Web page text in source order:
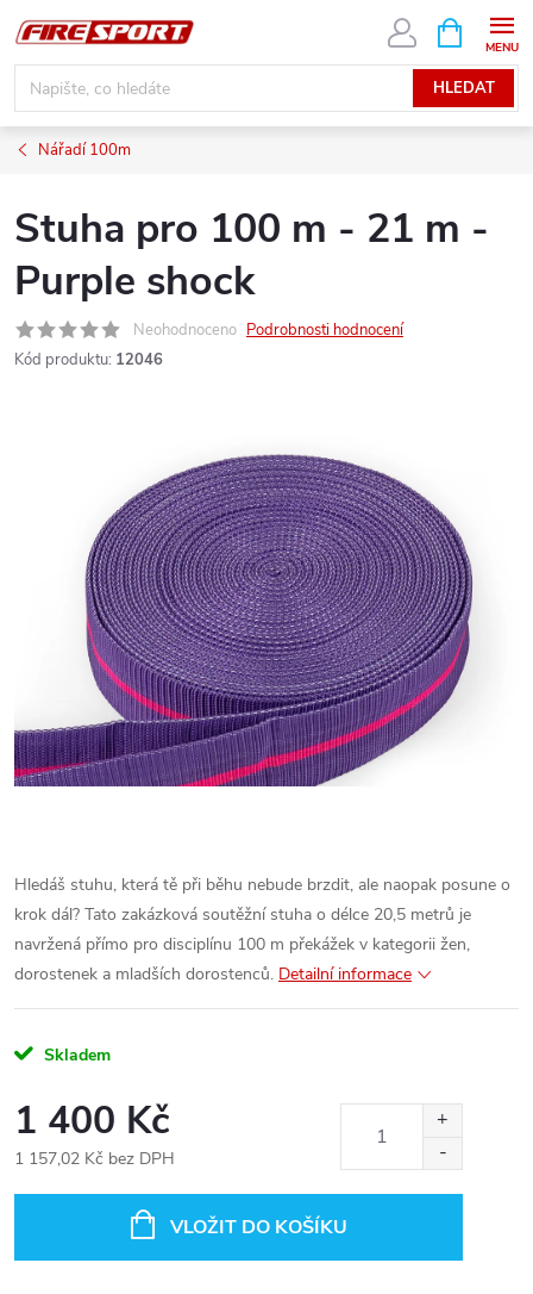
na
obsah
HLEDAT
NÁKUPNÍ
KOŠÍK
Nářadí 100m
Stuha pro 100 m - 21 m -
Purple shock
Neohodnoceno Podrobnosti hodnocení
Kód produktu: 12046
Hledáš stuhu, která tě při běhu nebude brzdit, ale naopak posune o
krok dál? Tato zakázková soutěžní stuha o délce 20,5 metrů je
navržená přímo pro disciplínu 100 m překážek v kategorii žen,
dorostenek a mladších dorostenců. Detailní informace
Skladem
1 400 Kč
1 157,02 Kč bez DPH
VLOŽIT DO KOŠÍKU